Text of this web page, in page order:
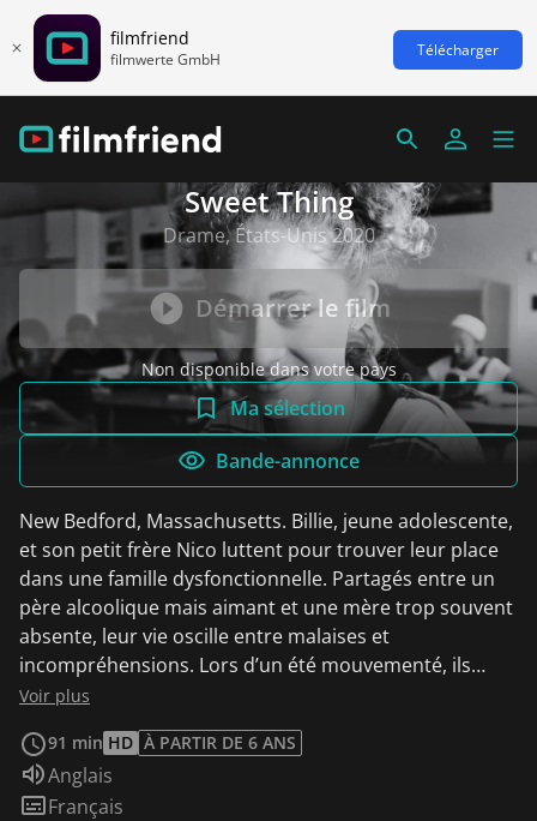
filmfriend
filmwerte GmbH Télécharger
Sweet Thing
Drame, États-Unis 2020
Démarrer le film
Non disponible dans votre pays
Ma sélection
Bande-annonce
New Bedford, Massachusetts. Billie, jeune adolescente,
et son petit frère Nico luttent pour trouver leur place
dans une famille dysfonctionnelle. Partagés entre un
père alcoolique mais aimant et une mère trop souvent
absente, leur vie oscille entre malaises et
incompréhensions. Lors d’un été mouvementé, ils
rencontrent Malik, jeune garçon en quête de liberté et
aventure.
Voir plus
91 min HD À PARTIR DE 6 ANS
Audio :
Anglais
Sous-titres :
Français